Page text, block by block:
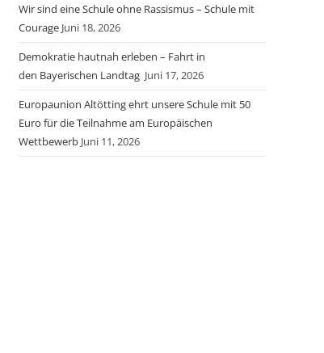
Wir sind eine Schule ohne Rassismus – Schule mit
Courage Juni 18, 2026
Demokratie hautnah erleben – Fahrt in
den Bayerischen Landtag Juni 17, 2026
Europaunion Altötting ehrt unsere Schule mit 50
Euro für die Teilnahme am Europäischen
Wettbewerb Juni 11, 2026